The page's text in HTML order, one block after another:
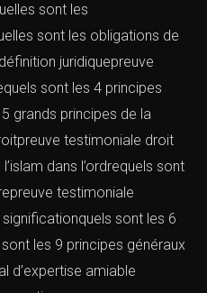
sont les
sont les obligations de
juridiquepreuve
sont les 4 principes
grands principes de la
testimoniale droit
dans l’ordrequels sont
testimoniale
sont les 6
les 9 principes généraux
d’expertise amiable